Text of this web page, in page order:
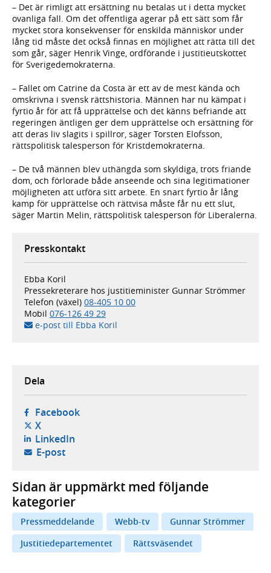
– Det är rimligt att ersättning nu betalas ut i detta mycket
ovanliga fall. Om det offentliga agerar på ett sätt som får
mycket stora konsekvenser för enskilda människor under
lång tid måste det också finnas en möjlighet att rätta till det
som går, säger Henrik Vinge, ordförande i justitieutskottet
för Sverigedemokraterna.
– Fallet om Catrine da Costa är ett av de mest kända och
omskrivna i svensk rättshistoria. Männen har nu kämpat i
fyrtio år för att få upprättelse och det känns befriande att
regeringen äntligen ger dem upprättelse och ersättning för
att deras liv slagits i spillror, säger Torsten Elofsson,
rättspolitisk talesperson för Kristdemokraterna.
– De två männen blev uthängda som skyldiga, trots friande
dom, och förlorade både anseende och sina legitimationer
möjligheten att utföra sitt arbete. En snart fyrtio år lång
kamp för upprättelse och rättvisa måste får nu ett slut,
säger Martin Melin, rättspolitisk talesperson för Liberalerna.
Presskontakt
Ebba Koril
Pressekreterare hos justitieminister Gunnar Strömmer
Telefon (växel) 08-405 10 00
Mobil 076-126 49 29
e-post till Ebba Koril
Dela
Facebook- öppnas i ny flik, extern webbplats,
X- öppnas i ny flik, extern webbplats,
LinkedIn- öppnas i ny flik, extern webbplats,
E-post- öppnar din e-postklient,
Sidan är uppmärkt med följande
kategorier
Pressmeddelande Webb-tv
Gunnar Strömmer
Justitiedepartementet
Rättsväsendet